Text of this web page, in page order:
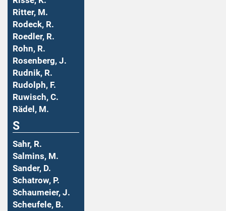
Ritter, M.
Rodeck, R.
Roedler, R.
Rohn, R.
Rosenberg, J.
Rudnik, R.
Rudolph, F.
Ruwisch, C.
Rädel, M.
S
Sahr, R.
Salmins, M.
Sander, D.
Schatrow, P.
Schaumeier, J.
Scheufele, B.